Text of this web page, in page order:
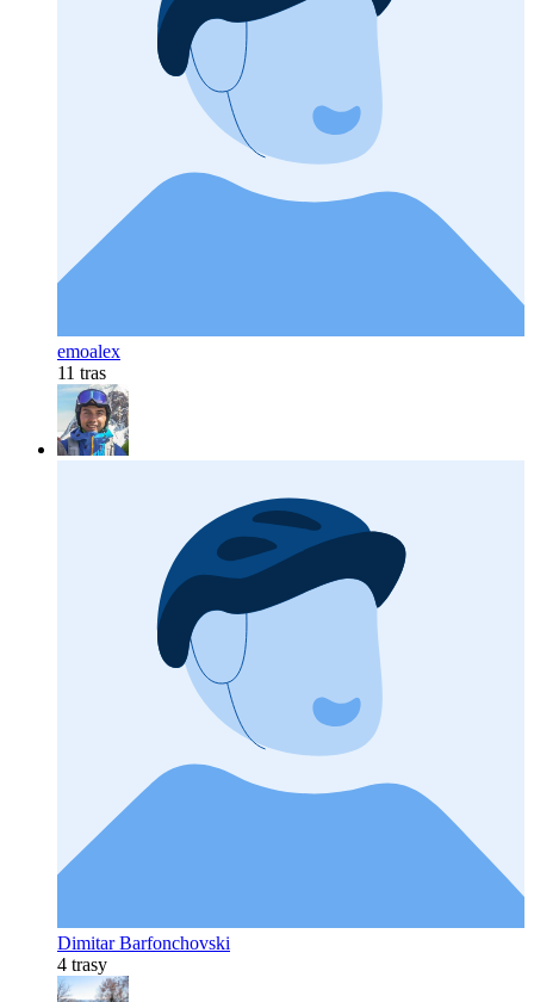
emoalex
11 tras
Dimitar Barfonchovski
4 trasy